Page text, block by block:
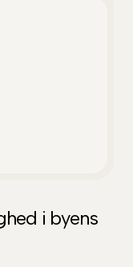
i byens